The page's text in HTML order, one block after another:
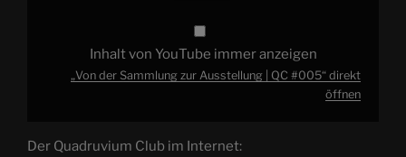
Inhalt von YouTube immer anzeigen
„Von der Sammlung zur Ausstellung | QC #005“ direkt
öffnen
Der Quadruvium Club im Internet: